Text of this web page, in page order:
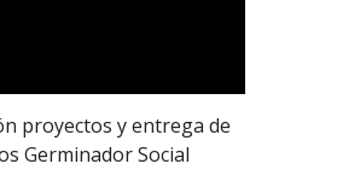
proyectos y entrega de
Germinador Social